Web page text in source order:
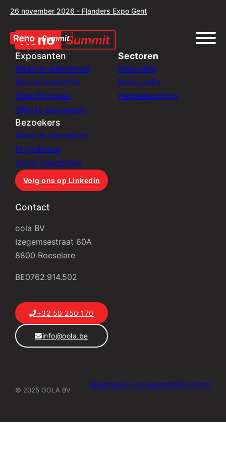
26 november 2026 - Flanders Expo Gent
Exposanten
Waarom deelnemen
Bezoekersprofiel
Standformules
Offerte aanvragen
Bezoekers
Waarom bezoeken
Programma
Gratis registreren
Volg ons op Linkedin
Sectoren
Renovatie
Restauratie
Herbestemming
Contact
oola BV
Izegemsestraat 60A
8800 Roeselare
BE0762.914.502
+32 50 250 170
info@oola.be
© 2025 OOLA BV
Algemene voorwaardenContact